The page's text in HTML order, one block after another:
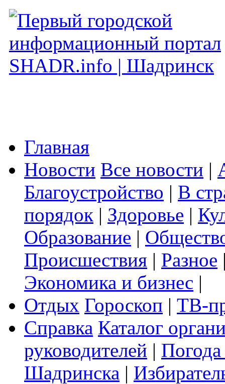
Главная
Новости Все новости |
Благоустройство | В
порядок | Здоровье |
Образование |
Происшествия | Разное
Экономика и бизнес |
Отдых Гороскоп | ТВ-
Справка Каталог
руководителей |
Шадринска |